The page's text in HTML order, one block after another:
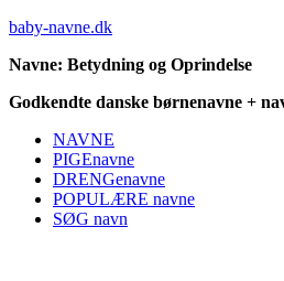
baby-navne.dk
Navne: Betydning og Oprindelse
Godkendte danske børnenavne +
NAVNE
PIGEnavne
DRENGenavne
POPULÆRE navne
SØG navn